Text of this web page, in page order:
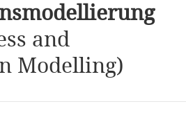
and
Modelling)